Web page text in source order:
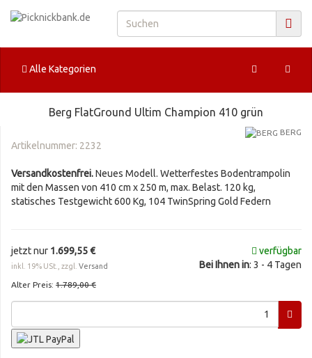
Alle Kategorien
Berg FlatGround Ultim Champion 410 grün
BERG
Artikelnummer: 2232
Versandkostenfrei.Neues Modell. Wetterfestes Bodentrampolin
mit den Massen von 410 cm x 250 m, max. Belast. 120 kg,
statisches Testgewicht 600 Kg, 104 TwinSpring Gold Federn
jetzt nur 1.699,55 €
inkl. 19% USt., zzgl. Versand
Alter Preis: 1.789,00 €
verfügbar
Bei Ihnen in: 3 - 4 Tagen